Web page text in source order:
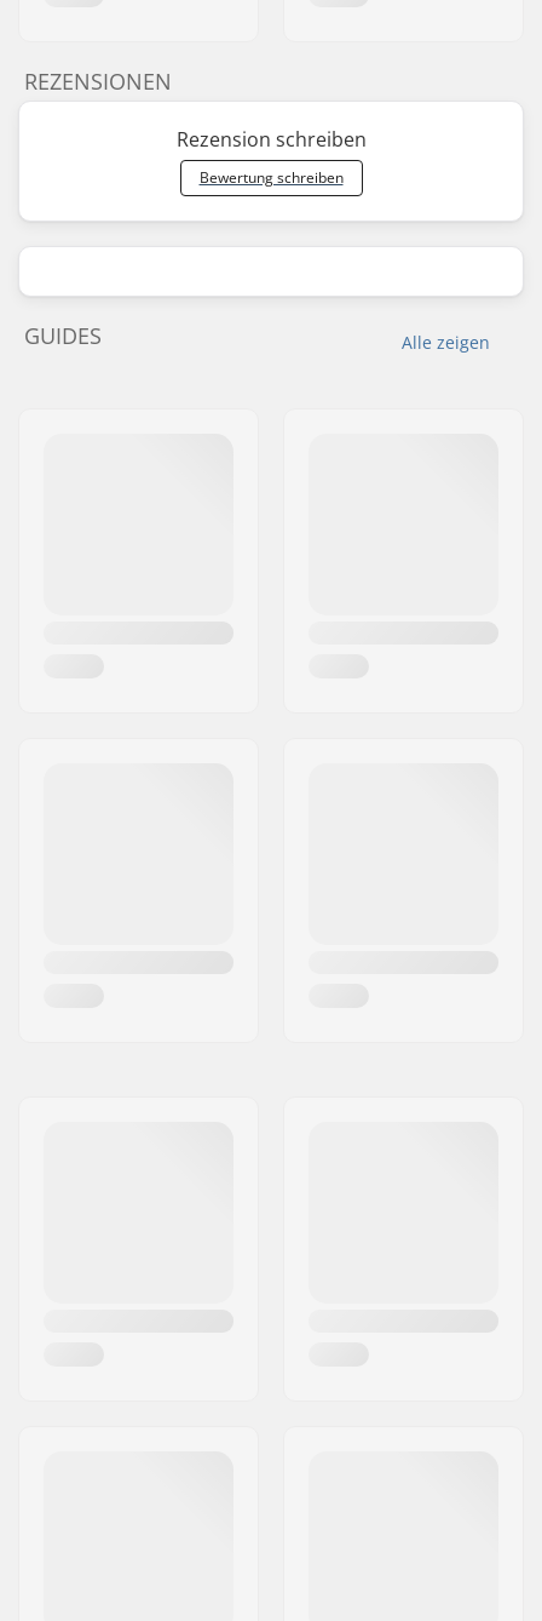
REZENSIONEN
Rezension schreiben
Bewertung schreiben
Alle zeigen
GUIDES